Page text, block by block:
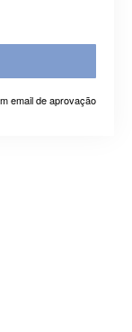
email de aprovação